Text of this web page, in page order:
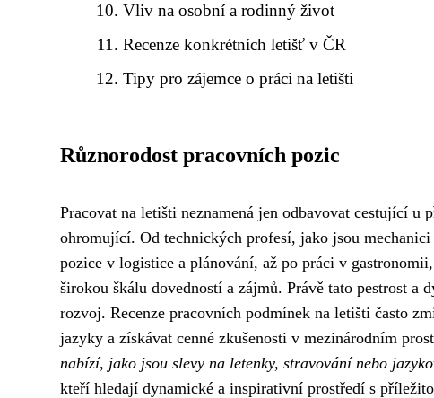
Vliv na osobní a rodinný život
Recenze konkrétních letišť v ČR
Tipy pro zájemce o práci na letišti
Různorodost pracovních pozic
Pracovat na letišti neznamená jen odbavovat cestující u
ohromující. Od technických profesí, jako jsou
pozice v logistice a plánování, až po práci v
širokou škálu dovedností a zájmů. Právě tato pestrost
rozvoj. Recenze pracovních podmínek na letišti často
jazyky a získávat cenné zkušenosti v mezinárodním
nabízí, jako jsou slevy na letenky, stravování nebo
kteří hledají dynamické a inspirativní prostředí s